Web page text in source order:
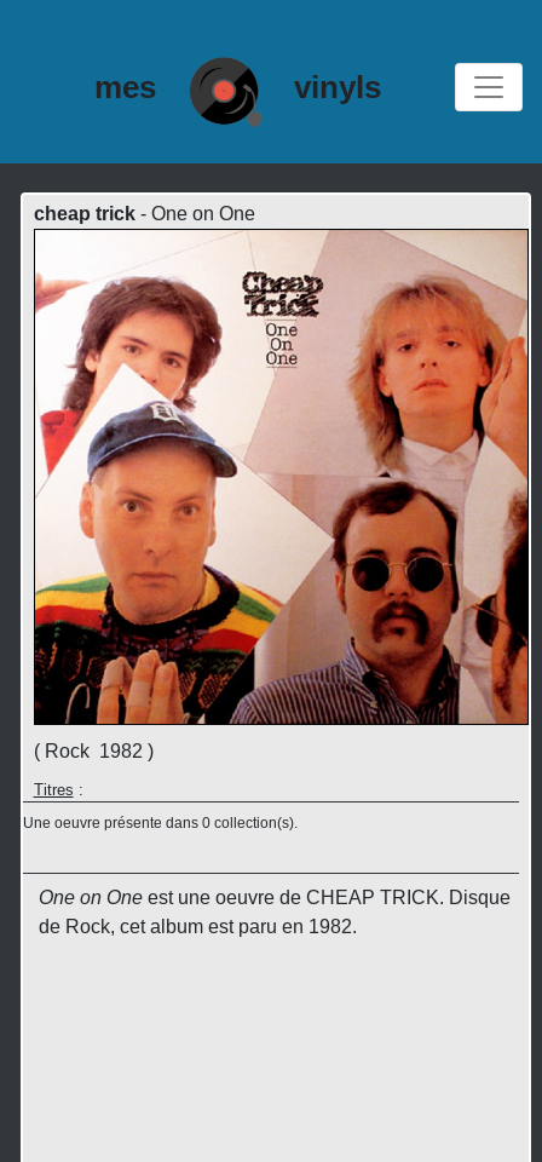
mes vinyls
cheap trick- One on One
( Rock 1982 )
Titres :
Une oeuvre présente dans 0 collection(s).
One on Oneest une oeuvre de CHEAP TRICK. Disque
de Rock, cet album est paru en 1982.